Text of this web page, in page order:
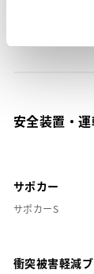
※ セットアップ
安全装置・
サポカー
サポカーS
衝突被害軽減